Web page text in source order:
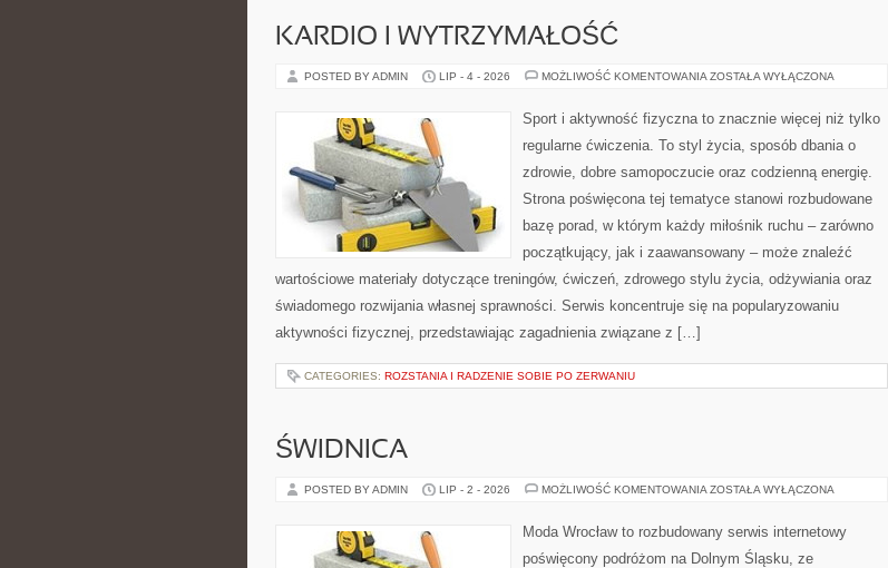
KARDIO I WYTRZYMAŁOŚĆ
POSTED BY ADMIN LIP - 4 - 2026 MOŻLIWOŚĆ KOMENTOWANIA KARDIO
ZOSTAŁA WYŁĄCZONA
Sport i aktywność fizyczna to znacznie więcej niż tylko
regularne ćwiczenia. To styl życia, sposób dbania o
zdrowie, dobre samopoczucie oraz codzienną energię.
Strona poświęcona tej tematyce stanowi rozbudowane
bazę porad, w którym każdy miłośnik ruchu – zarówno
początkujący, jak i zaawansowany – może znaleźć
wartościowe materiały dotyczące treningów, ćwiczeń, zdrowego stylu życia, odżywiania oraz
świadomego rozwijania własnej sprawności. Serwis koncentruje się na popularyzowaniu
aktywności fizycznej, przedstawiając zagadnienia związane z […]
CATEGORIES: ROZSTANIA I RADZENIE SOBIE PO ZERWANIU
ŚWIDNICA
POSTED BY ADMIN LIP - 2 - 2026 MOŻLIWOŚĆ KOMENTOWANIA ŚWIDNICA
ZOSTAŁA WYŁĄCZONA
Moda Wrocław to rozbudowany serwis internetowy
poświęcony podróżom na Dolnym Śląsku, ze